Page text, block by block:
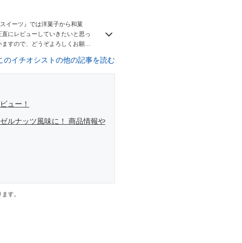
イーツ』では洋菓子から和菓
にレビューしていきたいと思っ
すので、どうぞよろしくお願い
のイチオシストの他の記事を読む
ュー！
ルナッツ風味に！ 商品情報や
す。